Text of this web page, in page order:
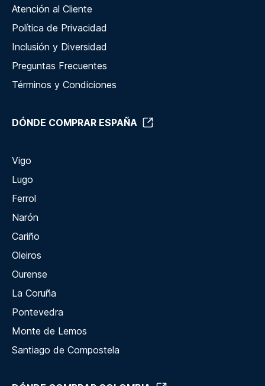
Atención al Cliente
Política de Privacidad
Inclusión y Diversidad
Preguntas Frecuentes
Términos y Condiciones
DÓNDE COMPRAR ESPAÑA
Vigo
Lugo
Ferrol
Narón
Cariño
Oleiros
Ourense
La Coruña
Pontevedra
Monte de Lemos
Santiago de Compostela